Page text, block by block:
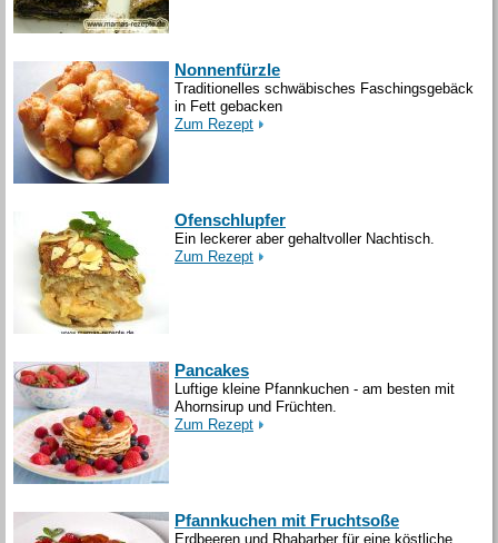
Nonnenfürzle
Traditionelles schwäbisches Faschingsgebäck
in Fett gebacken
Zum Rezept
Ofenschlupfer
Ein leckerer aber gehaltvoller Nachtisch.
Zum Rezept
Pancakes
Luftige kleine Pfannkuchen - am besten mit
Ahornsirup und Früchten.
Zum Rezept
Pfannkuchen mit Fruchtsoße
Erdbeeren und Rhabarber für eine köstliche